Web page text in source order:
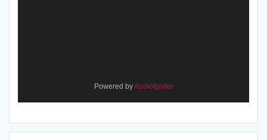
Powered byAudioIgniter